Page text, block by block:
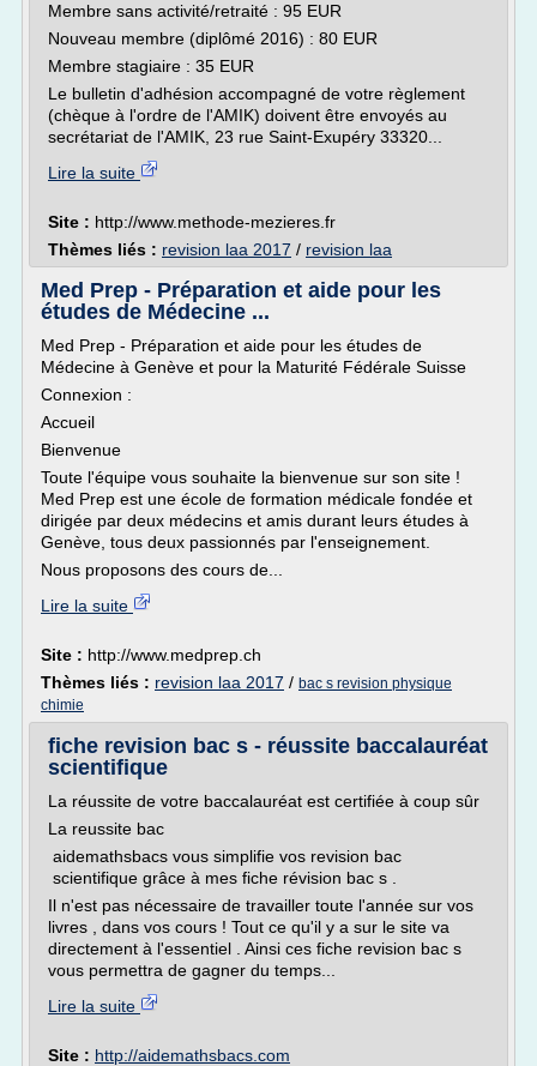
Membre sans activité/retraité : 95 EUR
Nouveau membre (diplômé 2016) : 80 EUR
Membre stagiaire : 35 EUR
Le bulletin d'adhésion accompagné de votre règlement
(chèque à l'ordre de l'AMIK) doivent être envoyés au
secrétariat de l'AMIK, 23 rue Saint-Exupéry 33320...
Lire la suite
Site : http://www.methode-mezieres.fr
Thèmes liés : revision laa 2017 / revision laa
Med Prep - Préparation et aide pour les
études de Médecine ...
Med Prep - Préparation et aide pour les études de
Médecine à Genève et pour la Maturité Fédérale Suisse
Connexion :
Accueil
Bienvenue
Toute l'équipe vous souhaite la bienvenue sur son site !
Med Prep est une école de formation médicale fondée et
dirigée par deux médecins et amis durant leurs études à
Genève, tous deux passionnés par l'enseignement.
Nous proposons des cours de...
Lire la suite
Site : http://www.medprep.ch
Thèmes liés : revision laa 2017 / bac s revision physique
chimie
fiche revision bac s - réussite baccalauréat
scientifique
La réussite de votre baccalauréat est certifiée à coup sûr
La reussite bac
aidemathsbacs vous simplifie vos revision bac
scientifique grâce à mes fiche révision bac s .
Il n'est pas nécessaire de travailler toute l'année sur vos
livres , dans vos cours ! Tout ce qu'il y a sur le site va
directement à l'essentiel . Ainsi ces fiche revision bac s
vous permettra de gagner du temps...
Lire la suite
Site : http://aidemathsbacs.com